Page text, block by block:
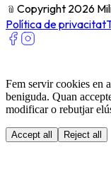
﹫ Copyright 2026
Política de privacitat
Fem servir cookies en
beniguda. Quan
modificar o rebutjar
Accept all Reject all